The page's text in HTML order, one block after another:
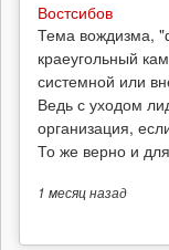
Востсибов
Тема вождизма,
краеугольный
системной или
Ведь с уходом
организация,
То же верно и
1 месяцназад